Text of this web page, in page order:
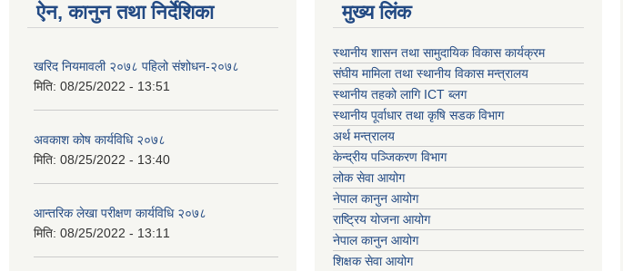
ऐन, कानुन तथा निर्देशिका
खरिद नियमावली २०७८ पहिलो संशोधन-२०७८
मिति: 08/25/2022 - 13:51
अवकाश कोष कार्यविधि २०७८
मिति: 08/25/2022 - 13:40
आन्तरिक लेखा परीक्षण कार्यविधि २०७८
मिति: 08/25/2022 - 13:11
मुख्य लिंक
स्थानीय शासन तथा सामुदायिक विकास कार्यक्रम
संघीय मामिला तथा स्थानीय विकास मन्त्रालय
स्थानीय तहको लागि ICT ब्लग
स्थानीय पूर्वाधार तथा कृषि सडक विभाग
अर्थ मन्त्रालय
केन्द्रीय पञ्जिकरण विभाग
लोक सेवा आयोग
नेपाल कानुन आयोग
राष्ट्रिय योजना आयोग
नेपाल कानुन आयोग
शिक्षक सेवा आयोग